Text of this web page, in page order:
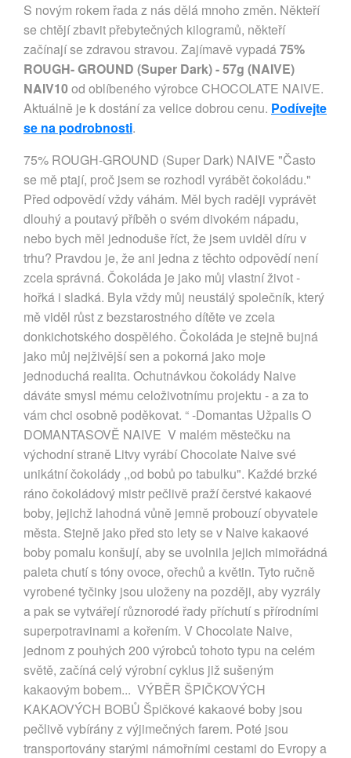
S novým rokem řada z nás dělá mnoho změn. Někteří
se chtějí zbavit přebytečných kilogramů, někteří
začínají se zdravou stravou. Zajímavě vypadá75%
ROUGH- GROUND (Super Dark) - 57g (NAIVE)
NAIV10od oblíbeného výrobce CHOCOLATE NAIVE.
Aktuálně je k dostání za velice dobrou cenu. Podívejte
se na podrobnosti.
75% ROUGH-GROUND (Super Dark) NAIVE "Často
se mě ptají, proč jsem se rozhodl vyrábět čokoládu."
Před odpovědí vždy váhám. Měl bych raději vyprávět
dlouhý a poutavý příběh o svém divokém nápadu,
nebo bych měl jednoduše říct, že jsem uviděl díru v
trhu? Pravdou je, že ani jedna z těchto odpovědí není
zcela správná. Čokoláda je jako můj vlastní život -
hořká i sladká. Byla vždy můj neustálý společník, který
mě viděl růst z bezstarostného dítěte ve zcela
donkichotského dospělého. Čokoláda je stejně bujná
jako můj nejživější sen a pokorná jako moje
jednoduchá realita. Ochutnávkou čokolády Naive
dáváte smysl mému celoživotnímu projektu - a za to
vám chci osobně poděkovat. “ -Domantas Užpalis O
DOMANTASOVĚ NAIVE V malém městečku na
východní straně Litvy vyrábí Chocolate Naive své
unikátní čokolády ,,od bobů po tabulku". Každé brzké
ráno čokoládový mistr pečlivě praží čerstvé kakaové
boby, jejichž lahodná vůně jemně probouzí obyvatele
města. Stejně jako před sto lety se v Naive kakaové
boby pomalu konšují, aby se uvolnila jejich mimořádná
paleta chutí s tóny ovoce, ořechů a květin. Tyto ručně
vyrobené tyčinky jsou uloženy na později, aby vyzrály
a pak se vytvářejí různorodé řady příchutí s přírodními
superpotravinami a kořením. V Chocolate Naive,
jednom z pouhých 200 výrobců tohoto typu na celém
světě, začíná celý výrobní cyklus již sušeným
kakaovým bobem... VÝBĚR ŠPIČKOVÝCH
KAKAOVÝCH BOBŮ Špičkové kakaové boby jsou
pečlivě vybírány z výjimečných farem. Poté jsou
transportovány starými námořními cestami do Evropy a